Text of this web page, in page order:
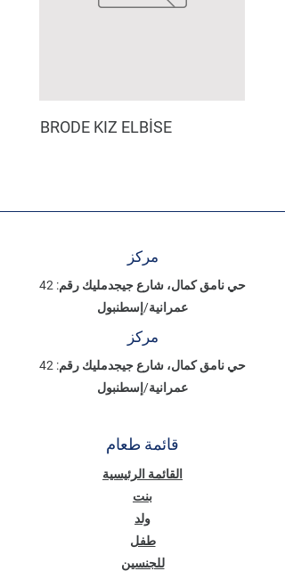
BRODE KIZ ELBİSE
مركز
حي نامق كمال، شارع جيجدمليك رقم: 42
عمرانية/إسطنبول
مركز
حي نامق كمال، شارع جيجدمليك رقم: 42
عمرانية/إسطنبول
قائمة طعام
القائمة الرئيسية
بنت
ولد
طفل
للجنسين